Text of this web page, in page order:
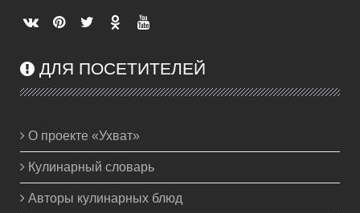
ДЛЯ ПОСЕТИТЕЛЕЙ
О проекте «Ухват»
Кулинарный словарь
Авторы кулинарных блюд